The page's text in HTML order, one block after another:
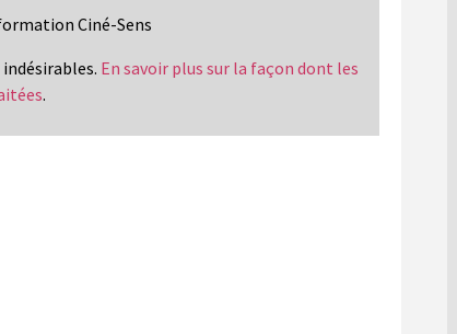
Ciné-Sens
En savoir plus sur la façon dont les
.